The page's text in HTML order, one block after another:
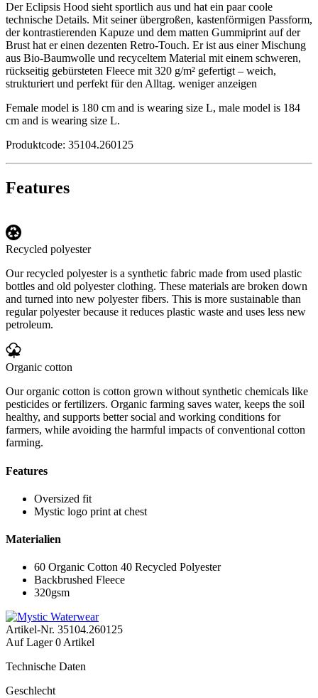
Der Eclipsis Hood sieht sportlich aus und hat ein paar coole
technische Details. Mit seiner übergroßen, kastenförmigen Passform,
der kontrastierenden Kapuze und dem matten Gummiprint auf der
Brust hat er einen dezenten Retro-Touch. Er ist aus einer Mischung
aus Bio-Baumwolle und recyceltem Material mit einem schweren,
rückseitig gebürsteten Fleece mit 320 g/m² gefertigt – weich,
strukturiert und perfekt für den Alltag. weniger anzeigen
Female model is 180 cm and is wearing size L, male model is 184
cm and is wearing size L.
Produktcode: 35104.260125
Features
Recycled polyester
Our recycled polyester is a synthetic fabric made from used plastic
bottles and old polyester clothing. These materials are broken down
and turned into new polyester fibers. This is more sustainable than
regular polyester because it reduces plastic waste and uses less new
petroleum.
Organic cotton
Our organic cotton is cotton grown without synthetic chemicals like
pesticides or fertilizers. Organic farming saves water, keeps the soil
healthy, and supports better social and working conditions for
farmers, while avoiding the harmful impacts of conventional cotton
farming.
Features
Oversized fit
Mystic logo print at chest
Materialien
60 Organic Cotton 40 Recycled Polyester
Backbrushed Fleece
320gsm
Artikel-Nr. 35104.260125
Auf Lager 0 Artikel
Technische Daten
Geschlecht